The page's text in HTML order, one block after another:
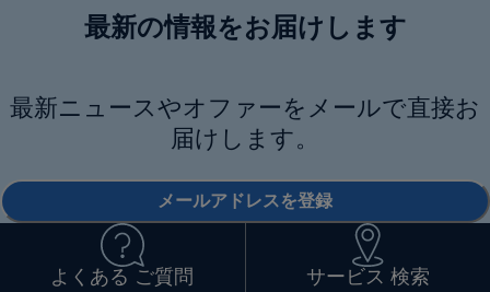
最新の情報をお届けします
最新ニュースやオファーをメールで直接お
届けします。
メールアドレスを登録
よくある ご質問 サービス 検索